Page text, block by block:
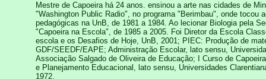
Mestre de Capoeira há 24 anos. ensinou a arte nas cidades de
"Washington Public Radio", no programa "Berimbau", onde
pedagógicas na UnB, de 1981 a 1984. Ao lecionar Biologia pela
"Capoeira na Escola", de 1985 a 2005. Foi Diretor da Escola
escola e os Desafios de Hoje, UnB, 2001; PIEC: Produção de
GDF/SEEDF/EAPE; Administração Escolar, lato sensu,
Associação Salgado de Oliveira de Educação; I Curso de
e Planejamento Educacional, lato sensu, Universidades
1972.